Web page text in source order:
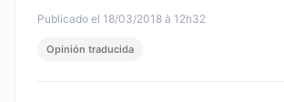
Publicado el 18/03/2018 à 12h32
Opinión traducida